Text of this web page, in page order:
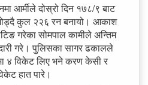
आर्मीले दोस्रो दिन १७८/९ बाट
कुल २२६ रन बनायो। आकाश
गरेका सोमपाल कामीले अन्तिम
गरे। पुलिसका सागर ढकालले
४ विकेट लिए भने करण केसी र
हात पारे।